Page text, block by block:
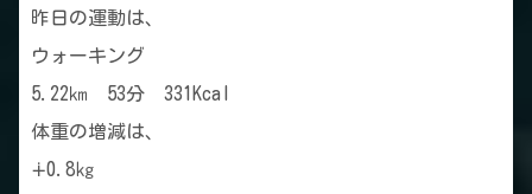
昨日の運動は、
ウォーキング
5.22㎞ 53分 331Kcal
体重の増減は、
∔0.8㎏